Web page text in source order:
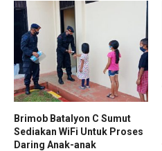
Brimob Batalyon C Sumut
Sediakan WiFi Untuk Proses
Daring Anak-anak